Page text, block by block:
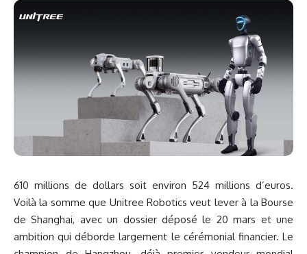
610 millions de dollars soit environ 524 millions d’euros.
Voilà la somme que Unitree Robotics veut lever à la Bourse
de Shanghai, avec un dossier déposé le 20 mars et une
ambition qui déborde largement le cérémonial financier. Le